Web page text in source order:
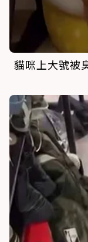
貓咪上大號被